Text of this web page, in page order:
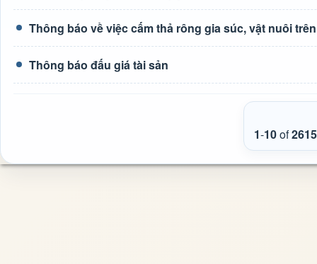
Thông báo về việc cấm thả rông gia súc, vật nuôi
Thông báo đấu giá tài sản
1-10of2615